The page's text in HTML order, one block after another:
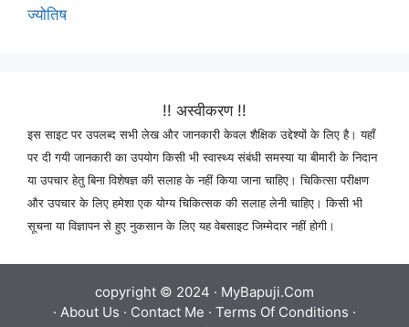
ज्योतिष
!! अस्वीकरण !!
इस साइट पर उपलब्द सभी लेख और जानकारी केवल शैक्षिक उद्देश्यों के लिए है। यहाँ
पर दी गयी जानकारी का उपयोग किसी भी स्वास्थ्य संबंधी समस्या या बीमारी के निदान
या उपचार हेतु बिना विशेषज्ञ की सलाह के नहीं किया जाना चाहिए। चिकित्सा परीक्षण
और उपचार के लिए हमेशा एक योग्य चिकित्सक की सलाह लेनी चाहिए। किसी भी
सूचना या विज्ञापन से हुए नुकसान के लिए यह वेबसाइट जिम्मेदार नहीं होगी।
copyright © 2024 · MyBapuji.Com
· About Us · Contact Me · Terms Of Conditions ·